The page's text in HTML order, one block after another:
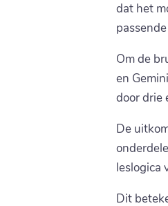
dat het
Om de
en
door drie
De
leslogica
Dit